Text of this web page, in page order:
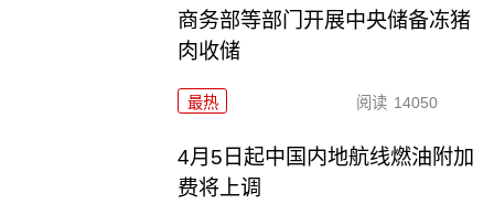
商务部等部门开展中央储备冻猪
肉收储
最热 阅读 14050
4月5日起中国内地航线燃油附加
费将上调